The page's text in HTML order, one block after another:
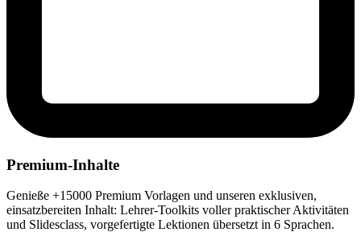
Premium-Inhalte
Genieße +15000 Premium Vorlagen und unseren exklusiven,
einsatzbereiten Inhalt: Lehrer-Toolkits voller praktischer Aktivitäten
und Slidesclass, vorgefertigte Lektionen übersetzt in 6 Sprachen.